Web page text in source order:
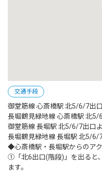
交通手段
御堂筋線 心斎橋駅 北5/6/7出
長堀鶴見緑地線 心斎橋駅 北
御堂筋線 長堀駅 北5/6/7出口
長堀鶴見緑地線 長堀駅 北5/6/
◆心斎橋駅・長堀駅からのア
①「北6出口(階段)」を出ると
ます。